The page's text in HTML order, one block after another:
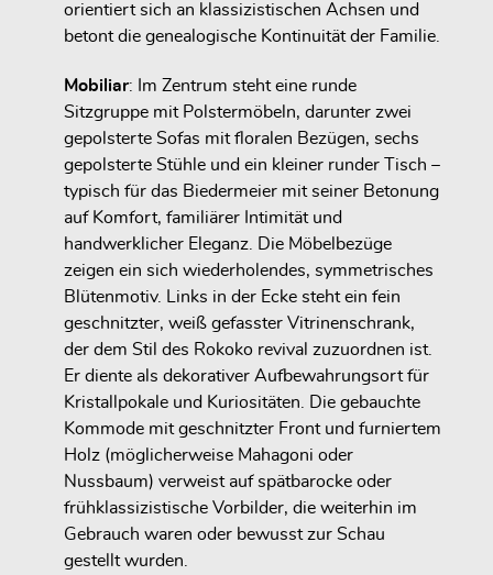
orientiert sich an klassizistischen Achsen und
betont die genealogische Kontinuität der Familie.
Mobiliar: Im Zentrum steht eine runde
Sitzgruppe mit Polstermöbeln, darunter zwei
gepolsterte Sofas mit floralen Bezügen, sechs
gepolsterte Stühle und ein kleiner runder Tisch –
typisch für das Biedermeier mit seiner Betonung
auf Komfort, familiärer Intimität und
handwerklicher Eleganz. Die Möbelbezüge
zeigen ein sich wiederholendes, symmetrisches
Blütenmotiv. Links in der Ecke steht ein fein
geschnitzter, weiß gefasster Vitrinenschrank,
der dem Stil des Rokoko revival zuzuordnen ist.
Er diente als dekorativer Aufbewahrungsort für
Kristallpokale und Kuriositäten. Die gebauchte
Kommode mit geschnitzter Front und furniertem
Holz (möglicherweise Mahagoni oder
Nussbaum) verweist auf spätbarocke oder
frühklassizistische Vorbilder, die weiterhin im
Gebrauch waren oder bewusst zur Schau
gestellt wurden.